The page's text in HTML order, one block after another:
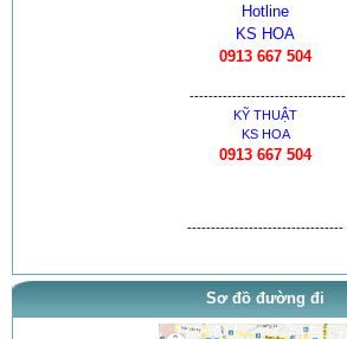
Hotline
KS HOA
0913 667 504
---------------------------------
KỸ THUẬT
KS HOA
0913 667 504
---------------------------------
Sơ đồ đường đi
Chuyên cân chỉnh bơm béc theo...